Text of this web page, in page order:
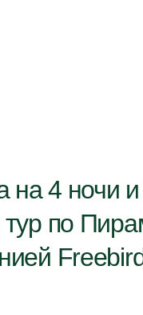
на 4 ночи
по